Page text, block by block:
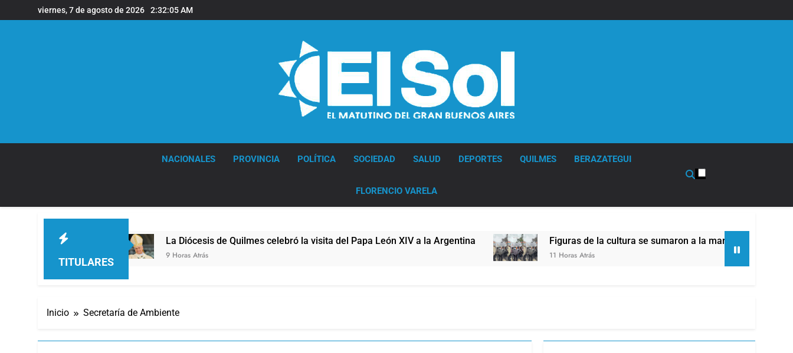
al
viernes, 7 de agosto de 2026 2:32:06 AM
NACIONALES PROVINCIA POLÍTICA SOCIEDAD SALUD DEPORTES QUILMES BERAZATEGUI
FLORENCIO VARELA
TITULARES
La Diócesis de Quilmes celebró la visita del Papa León XIV a la Argentina Figuras de la cultura se sumaron a la marcha frente al Congreso contra la
11 Horas Atrás
Inicio Secretaría de Ambiente